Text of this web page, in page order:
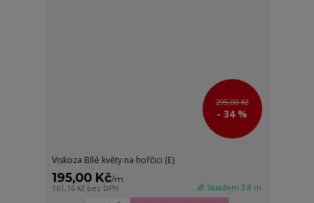
295,00 Kč
- 34 %
Viskoza Bílé květy na hořčici (E)
195,00 Kč/m
161,16 Kč bez DPH 🌈 Skladem 3.8 m